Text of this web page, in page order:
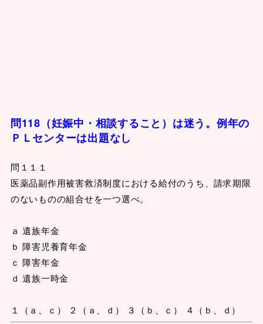
問118（妊娠中・相談すること）は迷う。例年の
ＰＬセンターは出題なし
問１１１
医薬品副作用被害救済制度における給付のうち、請求期限
のないものの組合せを一つ選べ。
ａ 遺族年金
ｂ 障害児養育年金
ｃ 障害年金
ｄ 遺族一時金
１（ａ、ｃ） ２（ａ、ｄ） ３（ｂ、ｃ） ４（ｂ、ｄ）